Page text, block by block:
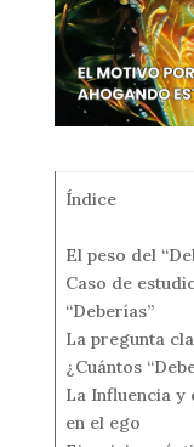
Índice
El peso del
Caso de
“Deberías”
La pregunta
¿Cuántos
La Influencia y
en el ego